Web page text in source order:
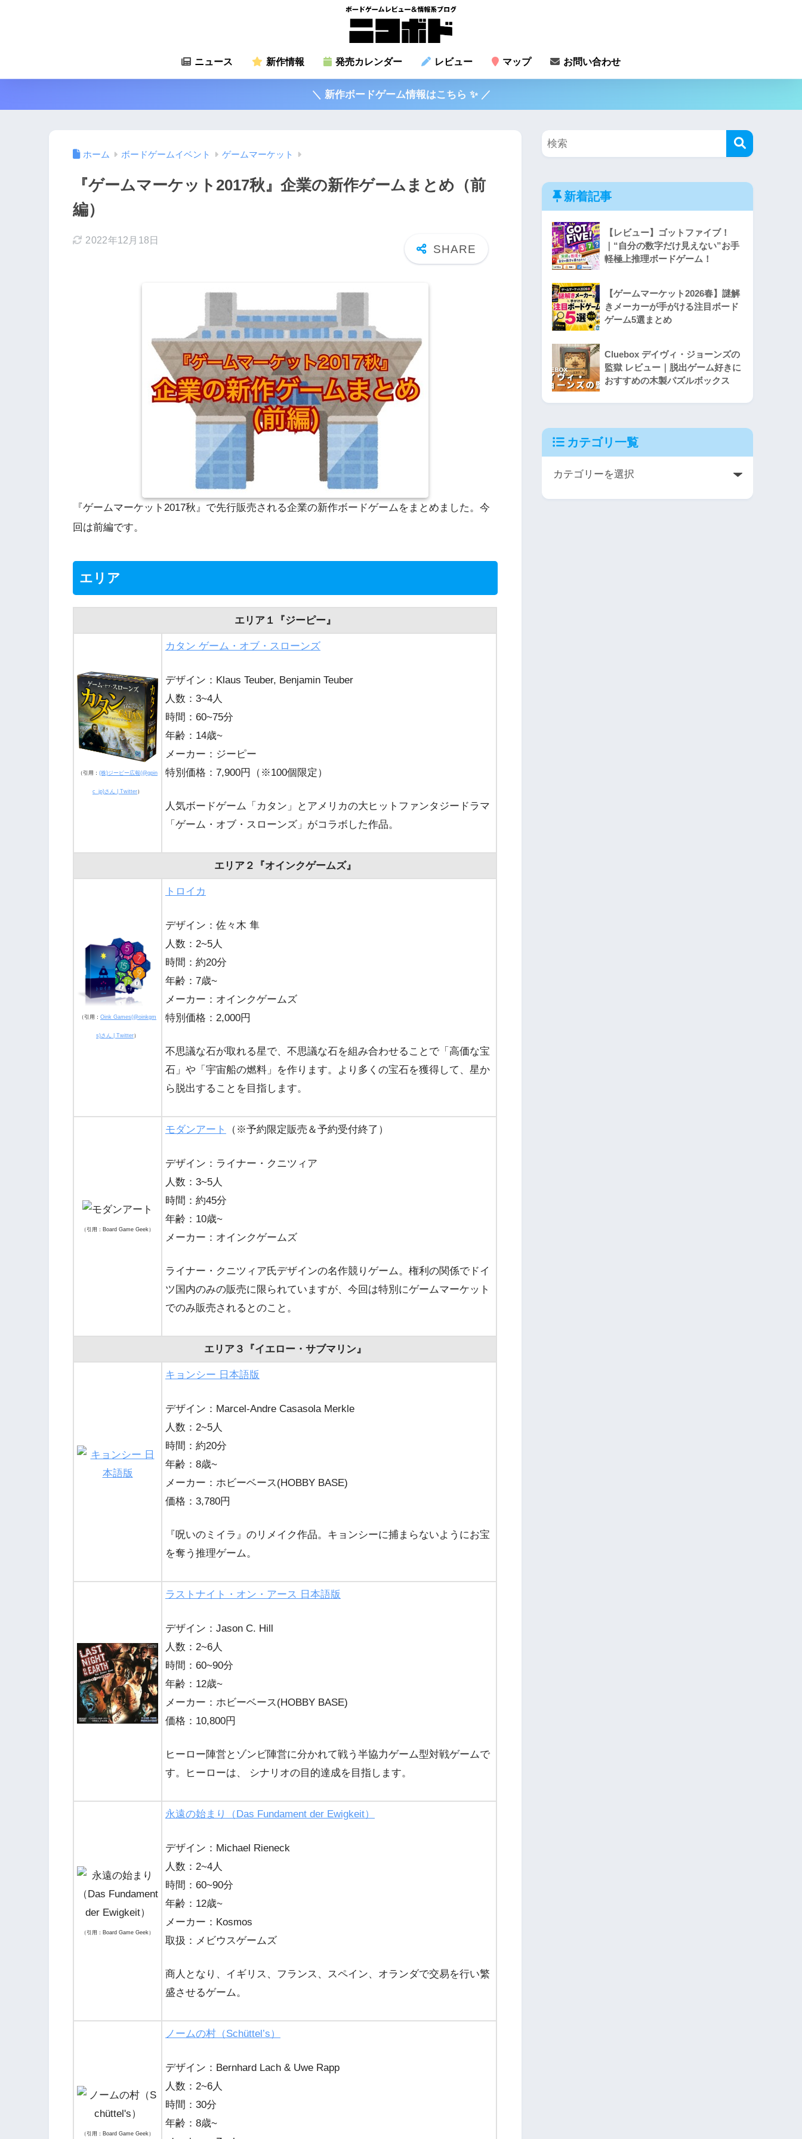
ニュース 新作情報 発売カレンダー レビュー マップ お問い合わせ
＼ 新作ボードゲーム情報はこちら ✨ ／
ホーム ボードゲームイベント ゲームマーケット
『ゲームマーケット2017秋』企業の新作ゲームまとめ（前
編）
2022年12月18日
『ゲームマーケット2017秋』で先行販売される企業の新作ボードゲームをまとめました。今
回は前編です。
エリア
エリア１『ジーピー』
（引用： (株)ジーピー広報(@gpin
c_jp)さん | Twitter）
カタン ゲーム・オブ・スローンズ
デザイン：Klaus Teuber, Benjamin Teuber
人数：3~4人
時間：60~75分
年齢：14歳~
メーカー：ジーピー
特別価格：7,900円（※100個限定）
人気ボードゲーム「カタン」とアメリカの大ヒットファンタジードラマ
「ゲーム・オブ・スローンズ」がコラボした作品。
エリア２『オインクゲームズ』
（引用： Oink Games(@oinkgm
s)さん | Twitter）
トロイカ
デザイン：佐々木 隼
人数：2~5人
時間：約20分
年齢：7歳~
メーカー：オインクゲームズ
特別価格：2,000円
不思議な石が取れる星で、不思議な石を組み合わせることで「高価な宝
石」や「宇宙船の燃料」を作ります。より多くの宝石を獲得して、星か
ら脱出することを目指します。
（引用：Board Game Geek）
モダンアート （※予約限定販売＆予約受付終了）
デザイン：ライナー・クニツィア
人数：3~5人
時間：約45分
年齢：10歳~
メーカー：オインクゲームズ
ライナー・クニツィア氏デザインの名作競りゲーム。権利の関係でドイ
ツ国内のみの販売に限られていますが、今回は特別にゲームマーケット
でのみ販売されるとのこと。
エリア３『イエロー・サブマリン』
キョンシー 日本語版
デザイン：Marcel-Andre Casasola Merkle
人数：2~5人
時間：約20分
年齢：8歳~
メーカー：ホビーベース(HOBBY BASE)
価格：3,780円
『呪いのミイラ』のリメイク作品。キョンシーに捕まらないようにお宝
を奪う推理ゲーム。
ラストナイト・オン・アース 日本語版
デザイン：Jason C. Hill
人数：2~6人
時間：60~90分
年齢：12歳~
メーカー：ホビーベース(HOBBY BASE)
価格：10,800円
ヒーロー陣営とゾンビ陣営に分かれて戦う半協力ゲーム型対戦ゲームで
す。ヒーローは、 シナリオの目的達成を目指します。
（引用：Board Game Geek）
永遠の始まり（Das Fundament der Ewigkeit）
デザイン：Michael Rieneck
人数：2~4人
時間：60~90分
年齢：12歳~
メーカー：Kosmos
取扱：メビウスゲームズ
商人となり、イギリス、フランス、スペイン、オランダで交易を行い繁
盛させるゲーム。
（引用：Board Game Geek）
ノームの村（Schüttel’s）
デザイン：Bernhard Lach & Uwe Rapp
人数：2~6人
時間：30分
年齢：8歳~
新着記事
【レビュー】ゴットファイブ！
｜“自分の数字だけ見えない”お手
軽極上推理ボードゲーム！
【ゲームマーケット2026春】謎解
きメーカーが手がける注目ボード
ゲーム5選まとめ
Cluebox デイヴィ・ジョーンズの
監獄 レビュー｜脱出ゲーム好きに
おすすめの木製パズルボックス
カテゴリ一覧